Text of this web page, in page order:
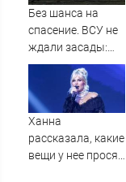
актриса Наталья
Рудная ✿✔️
Без шанса на
спасение. ВСУ не
ждали засады:
российский С-400
вышел на охоту
(Military Watch
Magazine, США)
Ханна
рассказала, какие
вещи у нее просят